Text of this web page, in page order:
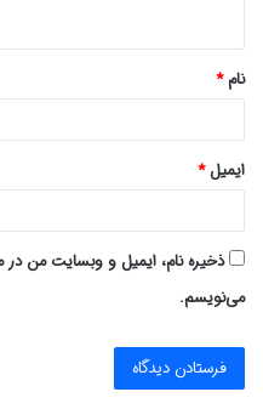
*
نام*
ایمیل*
ذخیره نام، ایمیل و وبسایت من در
می‌نویسم.